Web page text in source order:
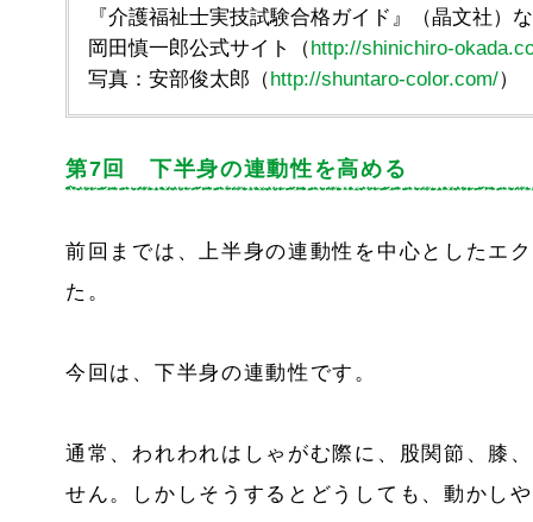
『介護福祉士実技試験合格ガイド』（晶文社）
岡田慎一郎公式サイト（http://shinichiro-
写真：安部俊太郎（http://shuntaro-color.com/）
第7回 下半身の連動性を高める
前回までは、上半身の連動性を中心としたエ
た。
今回は、下半身の連動性です。
通常、われわれはしゃがむ際に、股関節、膝
せん。しかしそうするとどうしても、動かし